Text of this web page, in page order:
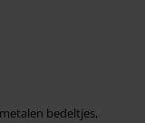
bedeltjes,